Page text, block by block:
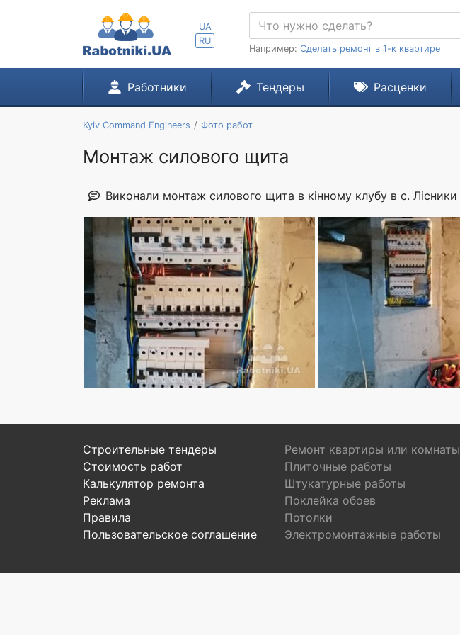
UA
RU
Например: Сделать ремонт в 1-к квартире
Работники Тендеры Расценки
Kyiv Command Engineers Фото работ
Монтаж силового щита
Виконали монтаж силового щита в кінному клубу в с. Лісники
Строительные тендеры
Стоимость работ
Калькулятор ремонта
Реклама
Правила
Пользовательское соглашение
Ремонт квартиры или комнаты
Плиточные работы
Штукатурные работы
Поклейка обоев
Потолки
Электромонтажные работы